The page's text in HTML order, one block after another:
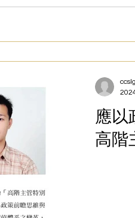
94-114。 (*為通訊作者) 江明
應以
高階